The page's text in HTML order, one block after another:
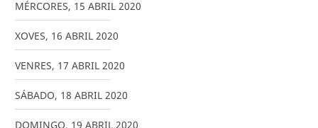
MÉRCORES, 15 ABRIL 2020
XOVES, 16 ABRIL 2020
VENRES, 17 ABRIL 2020
SÁBADO, 18 ABRIL 2020
DOMINGO, 19 ABRIL 2020